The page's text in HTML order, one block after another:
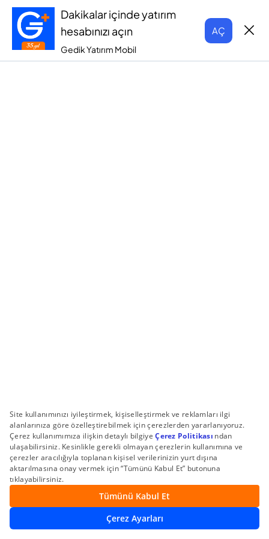
Dakikalar içinde yatırım
hesabınızı açın
Gedik Yatırım Mobil
AÇ